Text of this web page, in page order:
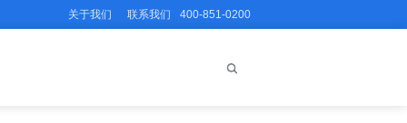
关于我们 联系我们 400-851-0200